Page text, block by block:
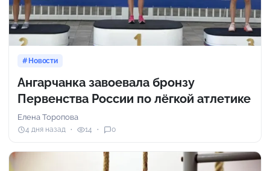
Новости
Ангарчанка завоевала бронзу
Первенства России по лёгкой атлетике
Елена Торопова
4 дня назад 14 0